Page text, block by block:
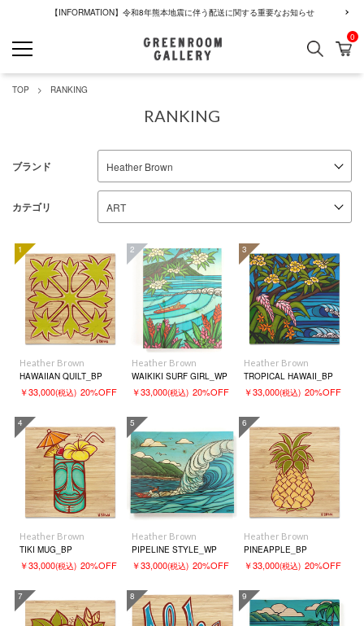
【INFORMATION】令和8年熊本地震に伴う配送に関する重要なお知らせ
検索 カ
0
TOP RANKING
RANKING
ブランド
カテゴリ
1
Heather Brown
HAWAIIAN QUILT_BP
￥33,000(税込) 20%OFF
2
Heather Brown
WAIKIKI SURF GIRL_WP
￥33,000(税込) 20%OFF
3
Heather Brown
TROPICAL HAWAII_BP
￥33,000(税込) 20%OFF
4
Heather Brown
TIKI MUG_BP
￥33,000(税込) 20%OFF
5
Heather Brown
PIPELINE STYLE_WP
￥33,000(税込) 20%OFF
6
Heather Brown
PINEAPPLE_BP
￥33,000(税込) 20%OFF
7 8 9